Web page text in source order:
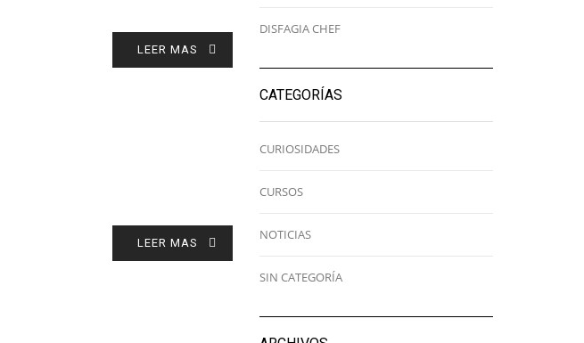
LEER MAS
LEER MAS
DISFAGIA CHEF
CATEGORÍAS
CURIOSIDADES
CURSOS
NOTICIAS
SIN CATEGORÍA